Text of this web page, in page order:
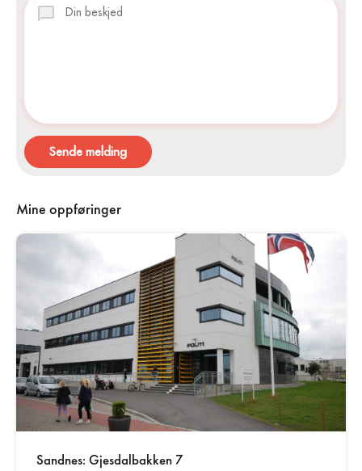
Sende melding
Mine oppføringer
Sandnes: Gjesdalbakken 7